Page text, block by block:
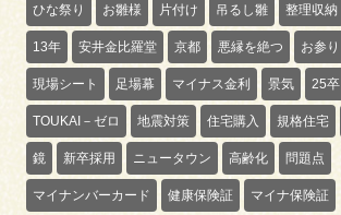
ひな祭り お雛様 片付け 吊るし雛 整理収納
13年 安井金比羅堂 京都 悪縁を絶つ お参り
現場シート 足場幕 マイナス金利 景気 25卒
TOUKAI－ゼロ 地震対策 住宅購入 規格住宅
鏡 新卒採用 ニュータウン 高齢化 問題点
マイナンバーカード 健康保険証 マイナ保険証